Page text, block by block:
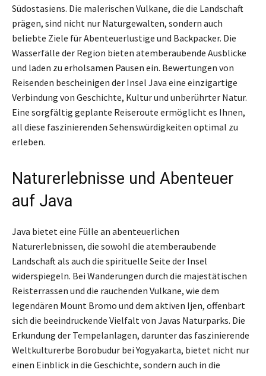
Südostasiens. Die malerischen Vulkane, die die Landschaft
prägen, sind nicht nur Naturgewalten, sondern auch
beliebte Ziele für Abenteuerlustige und Backpacker. Die
Wasserfälle der Region bieten atemberaubende Ausblicke
und laden zu erholsamen Pausen ein. Bewertungen von
Reisenden bescheinigen der Insel Java eine einzigartige
Verbindung von Geschichte, Kultur und unberührter Natur.
Eine sorgfältig geplante Reiseroute ermöglicht es Ihnen,
all diese faszinierenden Sehenswürdigkeiten optimal zu
erleben.
Naturerlebnisse und Abenteuer
auf Java
Java bietet eine Fülle an abenteuerlichen
Naturerlebnissen, die sowohl die atemberaubende
Landschaft als auch die spirituelle Seite der Insel
widerspiegeln. Bei Wanderungen durch die majestätischen
Reisterrassen und die rauchenden Vulkane, wie dem
legendären Mount Bromo und dem aktiven Ijen, offenbart
sich die beeindruckende Vielfalt von Javas Naturparks. Die
Erkundung der Tempelanlagen, darunter das faszinierende
Weltkulturerbe Borobudur bei Yogyakarta, bietet nicht nur
einen Einblick in die Geschichte, sondern auch in die